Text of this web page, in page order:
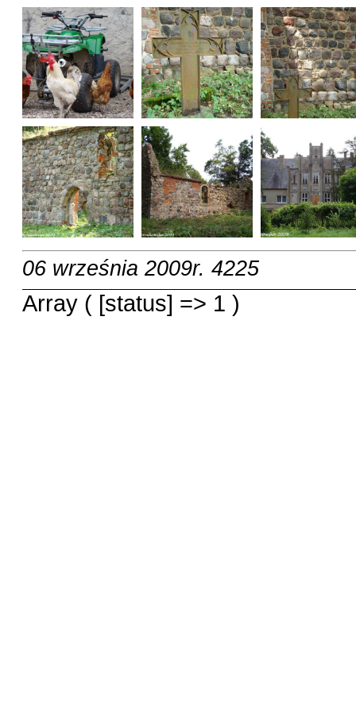
06 września 2009r. 4225
Array ( [status] => 1 )